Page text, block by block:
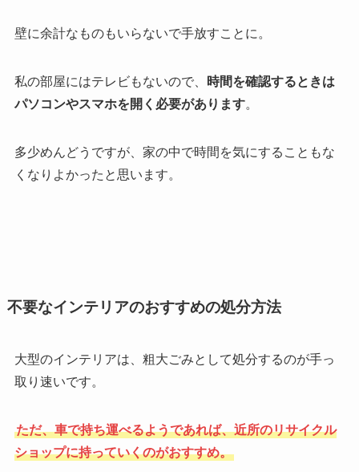
壁に余計なものもいらないで手放すことに。
私の部屋にはテレビもないので、
時間を確認するときは
パソコンやスマホを開く必要があります。
多少めんどうですが、家の中で時間を気にすることもな
くなりよかったと思います。
不要なインテリアのおすすめの処分方法
大型のインテリアは、粗大ごみとして処分するのが手っ
取り速いです。
ただ、車で持ち運べるようであれば、近所のリサイクル
ショップに持っていくのがおすすめ。